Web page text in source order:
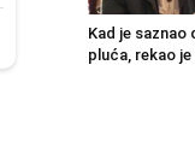
Kad je saznao
pluća, rekao